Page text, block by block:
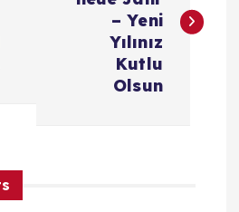
– Yeni
Yılınız
Kutlu
Olsun